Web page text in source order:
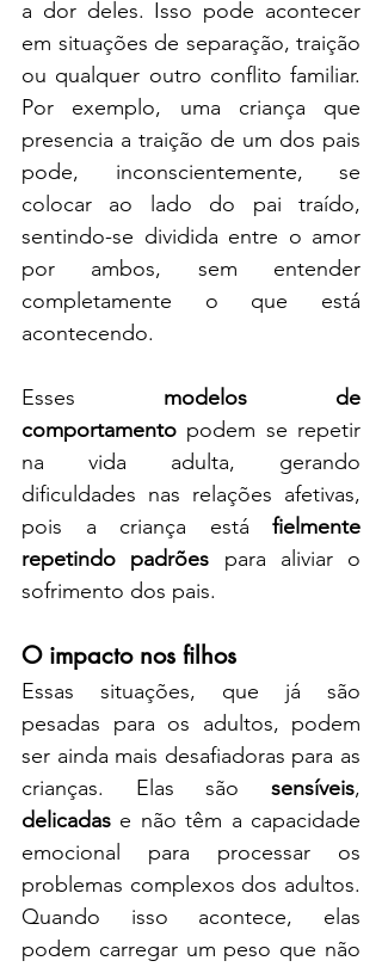
a dor deles. Isso pode acontecer
em situações de separação, traição
ou qualquer outro conflito familiar.
Por exemplo, uma criança que
presencia a traição de um dos pais
pode, inconscientemente, se
colocar ao lado do pai traído,
sentindo-se dividida entre o amor
por ambos, sem entender
completamente o que está
acontecendo.
Esses modelos de
comportamento podem se repetir
na vida adulta, gerando
dificuldades nas relações afetivas,
pois a criança está fielmente
repetindo padrões para aliviar o
sofrimento dos pais.
O impacto nos filhos
Essas situações, que já são
pesadas para os adultos, podem
ser ainda mais desafiadoras para as
crianças. Elas são sensíveis
delicadas e não têm a capacidade
emocional para processar os
problemas complexos dos adultos.
Quando isso acontece, elas
podem carregar um peso que não